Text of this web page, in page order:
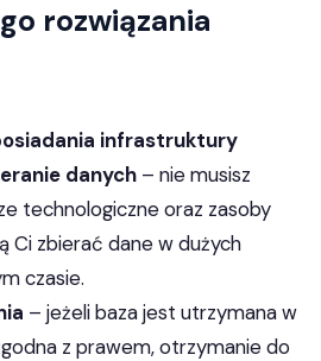
rozwiązania
infrastruktury
danych – nie musisz
technologiczne oraz zasoby
Ci zbierać dane w dużych
czasie.
– jeżeli baza jest utrzymana w
z prawem, otrzymanie do